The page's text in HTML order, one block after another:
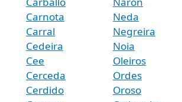
Carnota
Carral
Cedeira
Cee
Cerceda
Cerdido
Neda
Negreira
Noia
Oleiros
Ordes
Oroso